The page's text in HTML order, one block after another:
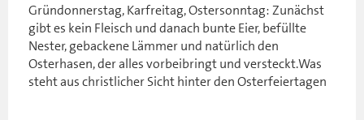
Gründonnerstag, Karfreitag, Ostersonntag: Zunächst
gibt es kein Fleisch und danach bunte Eier, befüllte
Nester, gebackene Lämmer und natürlich den
Osterhasen, der alles vorbeibringt und versteckt.Was
steht aus christlicher Sicht hinter den Osterfeiertagen